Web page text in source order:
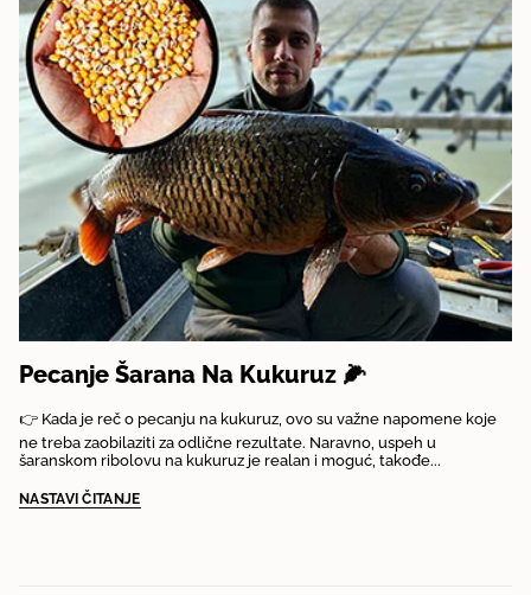
Pecanje Šarana Na Kukuruz 🌽
👉 Kada je reč o pecanju na kukuruz, ovo su važne napomene koje
ne treba zaobilaziti za odlične rezultate. Naravno, uspeh u
šaranskom ribolovu na kukuruz je realan i moguć, takođe...
NASTAVI ČITANJE